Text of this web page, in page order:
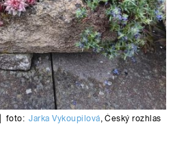
foto: Jarka Vykoupilová,Český rozhlas